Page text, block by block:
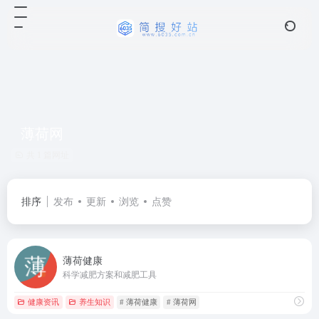
排序 发布 更新 浏览 点赞
薄荷健康
科学减肥方案和减肥工具
健康资讯 养生知识 # 薄荷健康 # 薄荷网